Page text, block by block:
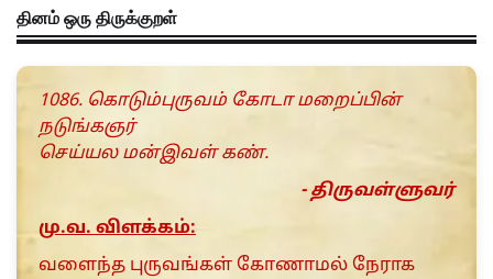
தினம் ஒரு திருக்குறள்
1086. கொடும்புருவம் கோடா மறைப்பின்
நடுங்கஞர்
செய்யல மன்இவள் கண்.
- திருவள்ளுவர்
மு.வ. விளக்கம்:
வளைந்த புருவங்கள் கோணாமல் நேராக